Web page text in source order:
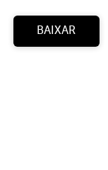
BAIXAR